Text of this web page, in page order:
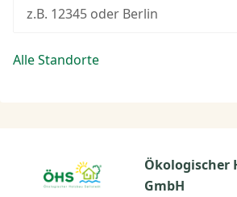
z.B. 12345 oder Berlin
Alle Standorte
Ökologischer
GmbH